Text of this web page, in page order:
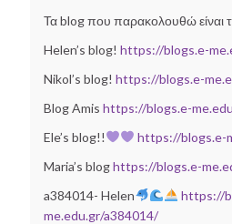
Τα blog που παρακολουθώ είναι
Helen’s blog! https://blogs.e-
Nikol’s blog! https://blogs.e-
Blog Amis https://blogs.e-
Ele’s blog!!
https://blogs.e-
Maria’s bloghttps://blogs.e-
a384014- Helen
https://
me.edu.gr/a384014/